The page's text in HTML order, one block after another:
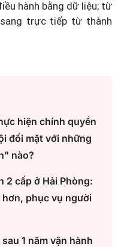
hành bằng dữ liệu; từ
trực tiếp từ thành
hiện chính quyền
đối mặt với những
nào?
2 cấp ở Hải Phòng:
hơn, phục vụ người
1 năm vận hành